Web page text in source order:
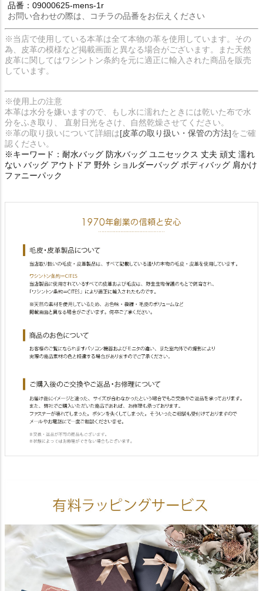
品番：09000625-mens-1r
お問い合わせの際は、コチラの品番をお伝えください
※当店で使用している本革は全て本物の革を使用しています。その
為、皮革の模様など掲載画面と異なる場合がございます。また天然
皮革に関してはワシントン条約を元に適正に輸入された商品を販売
しています。
※使用上の注意
本革は水分を嫌いますので、もし水に濡れたときには乾いた布で水
分をふき取り、 直射日光をさけ、自然乾燥させてください。
※革の取り扱いについて詳細は[皮革の取り扱い・保管の方法]をご確
認ください。
※キーワード：耐水バッグ 防水バッグ ユニセックス 丈夫 頑丈 濡れ
ない バッグ アウトドア 野外 ショルダーバッグ ボディバッグ 肩かけ
ファニーパック